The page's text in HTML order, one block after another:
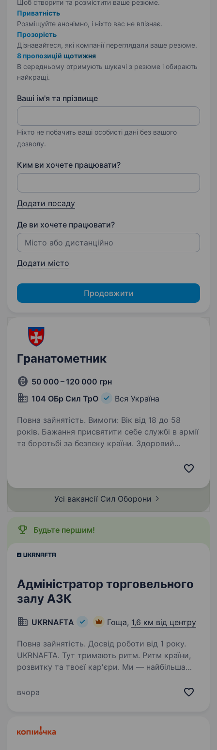
Щоб створити та розмістити ваше резюме.
Приватність
Розміщуйте анонімно, і ніхто вас не впізнає.
Прозорість
Дізнавайтеся, які компанії переглядали ваше резюме.
8 пропозицій щотижня
В середньому отримують шукачі з резюме і обирають
найкращі.
Ваші ім'я та прізвище
Ніхто не побачить ваші особисті дані без вашого
дозволу.
Ким ви хочете працювати?
Додати посаду
Де ви хочете працювати?
Додати місто
Продовжити
Гранатометник
50 000 – 120 000 грн
104 ОБр Сил ТрО
Вся Україна
Повна зайнятість. Вимоги: Вік від 18 до 58
років. Бажання присвятити себе службі в армії
та боротьбі за безпеку країни. Здоровий
Усі вакансії Сил Оборони
Будьте першим!
Адміністратор торговельного
залу АЗК
UKRNAFTA Гоща, 1,6 км від центру
Повна зайнятість. Досвід роботи від 1 року.
UKRNAFTA. Тут тримають ритм. Ритм країни,
розвитку та твоєї кар'єри. Ми — найбільша
це 2 000+ свердловин, майже 700 сучасних
вчора